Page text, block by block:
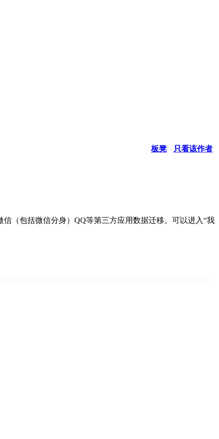
板凳 只看该作者
（包括微信分身）QQ等第三方应用数据迁移。可以进入“我